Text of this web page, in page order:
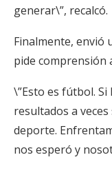
generar\”, recalcó.
Finalmente, envió
pide comprensión
\”Esto es fútbol.
resultados a
deporte.
nos esperó y